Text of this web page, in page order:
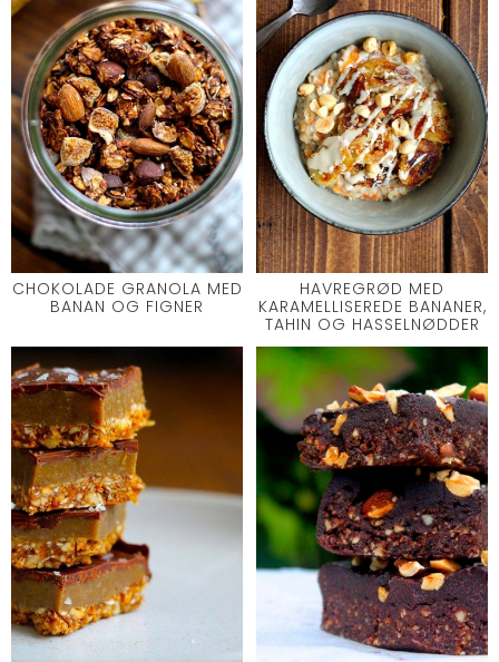
CHOKOLADE GRANOLA MED
BANAN OG FIGNER
HAVREGRØD MED
KARAMELLISEREDE BANANER,
TAHIN OG HASSELNØDDER